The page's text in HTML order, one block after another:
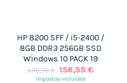
HP 8200 SFF / i5-2400 /
8GB DDR3 256GB SSD
Windows 10 PACK 19
589,00€ O
preço
156,55 €O
impostos incluídos